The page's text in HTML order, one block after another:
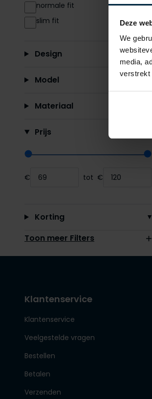
Deze
We
media,
verstrekt
normale fit
slim fit
Design
Model
Materiaal
Prijs
Range slider min value
Range slider max value
€ tot €
Korting
Toon meer Filters
Klantenservice
Klantenservice
Veelgestelde vragen
Bestellen
Betalen
Verzenden